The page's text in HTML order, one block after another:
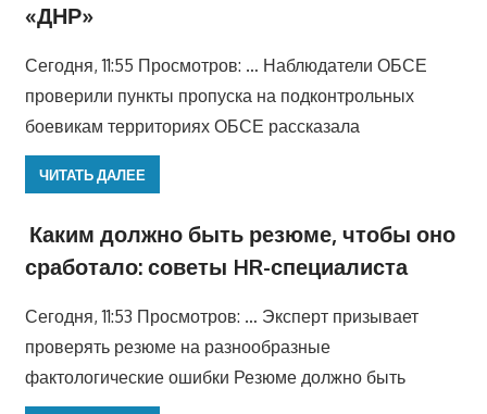
«ДНР»
Сегодня, 11:55 Просмотров: … Наблюдатели ОБСЕ
проверили пункты пропуска на подконтрольных
боевикам территориях ОБСЕ рассказала
ЧИТАТЬ ДАЛЕЕ
Каким должно быть резюме, чтобы оно
сработало: советы HR-специалиста
Сегодня, 11:53 Просмотров: … Эксперт призывает
проверять резюме на разнообразные
фактологические ошибки Резюме должно быть